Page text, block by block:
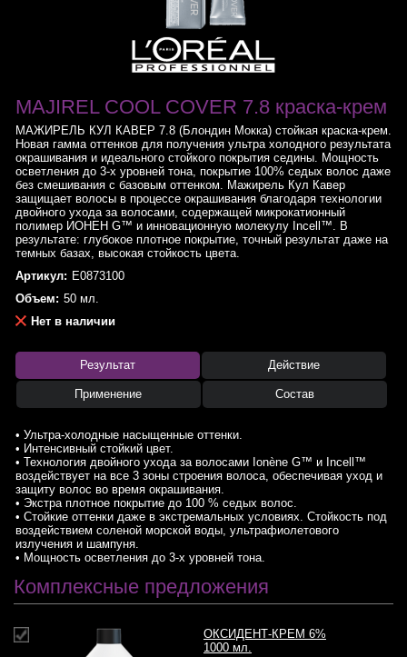
MAJIREL COOL COVER 7.8 краска-крем
МАЖИРЕЛЬ КУЛ КАВЕР 7.8 (Блондин Мокка) стойкая краска-крем.
Новая гамма оттенков для получения ультра холодного результата
окрашивания и идеального стойкого покрытия седины. Мощность
осветления до 3-х уровней тона, покрытие 100% седых волос даже
без смешивания с базовым оттенком. Мажирель Кул Кавер
защищает волосы в процессе окрашивания благодаря технологии
двойного ухода за волосами, содержащей микрокатионный
полимер ИОНЕН G™ и инновационную молекулу Incell™. В
результате: глубокое плотное покрытие, точный результат даже на
темных базах, высокая стойкость цвета.
Артикул: E0873100
Объем: 50 мл.
Нет в наличии
Результат Действие
Применение Состав
• Ультра-холодные насыщенные оттенки.
• Интенсивный стойкий цвет.
• Технология двойного ухода за волосами Ionène G™ и Incell™
воздействует на все 3 зоны строения волоса, обеспечивая уход и
защиту волос во время окрашивания.
• Экстра плотное покрытие до 100 % седых волос.
• Стойкие оттенки даже в экстремальных условиях. Стойкость под
воздействием соленой морской воды, ультрафиолетового
излучения и шампуня.
• Мощность осветления до 3-х уровней тона.
Комплексные предложения
ОКСИДЕНТ-КРЕМ 6%
1000 мл.